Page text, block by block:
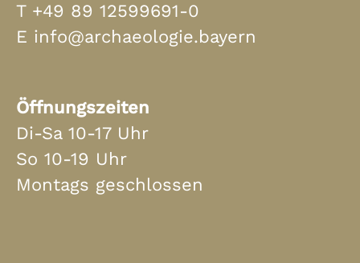
T +49 89 12599691-0
E info@archaeologie.bayern
Öffnungszeiten
Di-Sa 10-17 Uhr
So 10-19 Uhr
Montags geschlossen